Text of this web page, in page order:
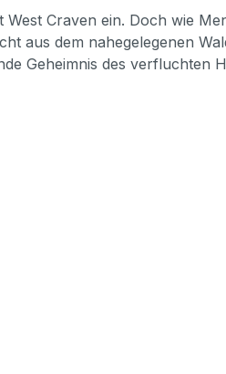
Craven ein. Doch wie
aus dem nahegelegenen
Geheimnis des verfluchten